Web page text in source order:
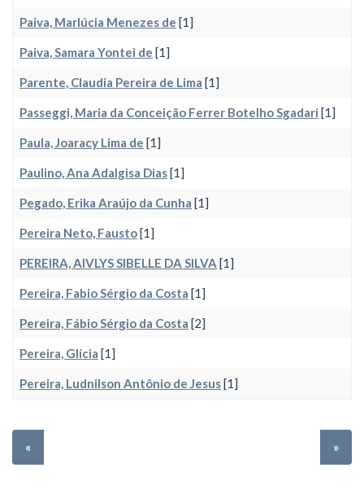
Paiva, Marlúcia Menezes de [1]
Paiva, Samara Yontei de [1]
Parente, Claudia Pereira de Lima [1]
Passeggi, Maria da Conceição Ferrer Botelho Sgadari [1]
Paula, Joaracy Lima de [1]
Paulino, Ana Adalgisa Dias[1]
Pegado, Erika Araújo da Cunha [1]
Pereira Neto, Fausto[1]
PEREIRA, AIVLYS SIBELLE DA SILVA [1]
Pereira, Fabio Sérgio da Costa [1]
Pereira, Fábio Sérgio da Costa [2]
Pereira, Glícia [1]
Pereira, Ludnilson Antônio de Jesus[1]
« »